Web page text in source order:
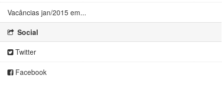
Vacâncias jan/2015 em...
Social
Twitter
Facebook